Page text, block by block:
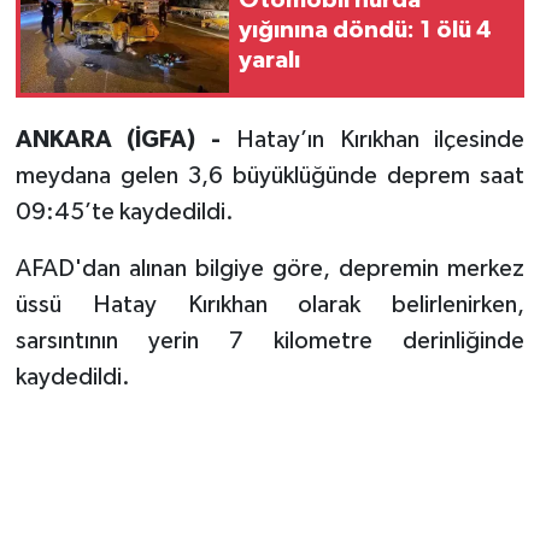
yığınına döndü: 1 ölü 4
yaralı
ANKARA (İGFA) -
Hatay’ın Kırıkhan ilçesinde
meydana gelen 3,6 büyüklüğünde deprem saat
09:45’te kaydedildi.
AFAD'dan alınan bilgiye göre, depremin merkez
üssü Hatay Kırıkhan olarak belirlenirken,
sarsıntının yerin 7 kilometre derinliğinde
kaydedildi.